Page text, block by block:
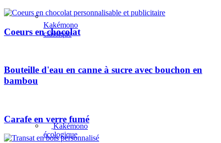
Kakémono
écologique
Kakémono
classique
Coeurs en chocolat
Bouteille d'eau en canne à sucre avec bouchon en
bambou
Carafe en verre fumé